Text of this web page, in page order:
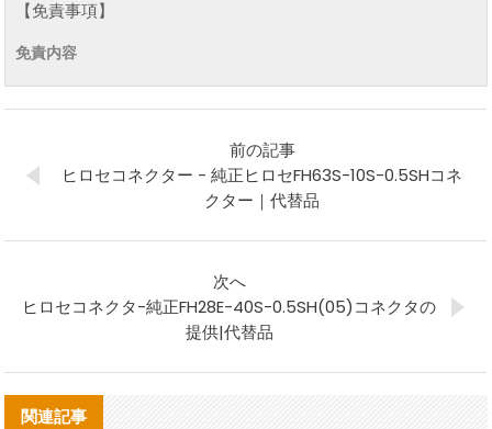
【免責事項】
免責内容
前の記事
ヒロセコネクター - 純正ヒロセFH63S-10S-0.5SHコネ
クター｜代替品
次へ
ヒロセコネクタ-純正FH28E-40S-0.5SH(05)コネクタの
提供|代替品
関連記事